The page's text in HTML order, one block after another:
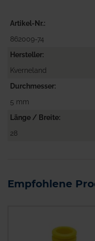
Artikel-Nr.
862009-74
Hersteller
Kverneland
Durchmesser
5 mm
Länge / Breite
28
Empfohlene